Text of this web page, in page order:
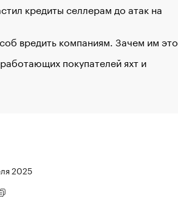
кредиты селлерам до атак на
вредить компаниям. Зачем им это
покупателей яхт и
2025